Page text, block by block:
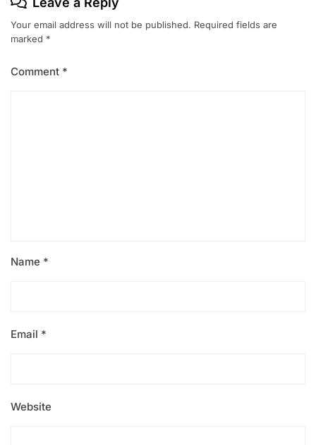
Your email address will not be published. Required fields are
marked *
Comment *
Name *
Email *
Website